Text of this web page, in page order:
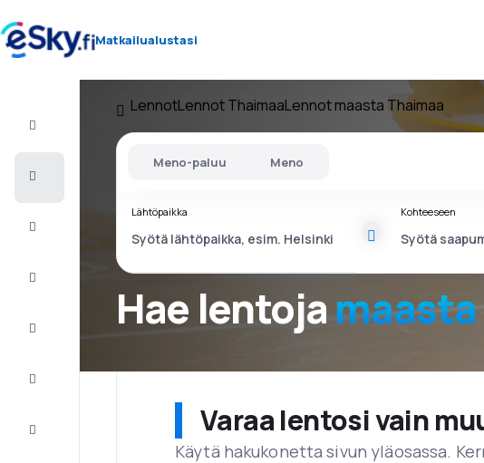
Matkailualustasi
LennotLennot ThaimaaLennot maasta Thaimaa
Hae lentoja
Meno-paluu Meno
Lähtöpaikka Kohteeseen
Varaa lentosi vain
Käytä hakukonetta sivun yläosassa.